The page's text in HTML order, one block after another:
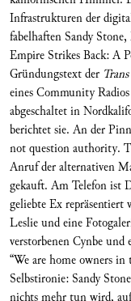
Infrastrukturen der
fabelhaften Sandy
Empire Strikes Back: A
Gründungstext der
eines Community
abgeschaltet in
berichtet sie. An der
not question authority.
Anruf der alternativen
gekauft. Am Telefon ist
geliebte Ex repräsentiert
Leslie und eine
verstorbenen Cynbe
“We are home owners
Selbstironie: Sandy